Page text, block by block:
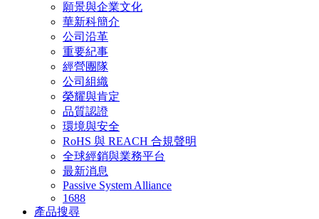
願景與企業文化
華新科簡介
公司沿革
重要紀事
經營團隊
公司組織
榮耀與肯定
品質認證
環境與安全
RoHS 與 REACH 合規聲明
全球經銷與業務平台
最新消息
Passive System Alliance
1688
產品搜尋